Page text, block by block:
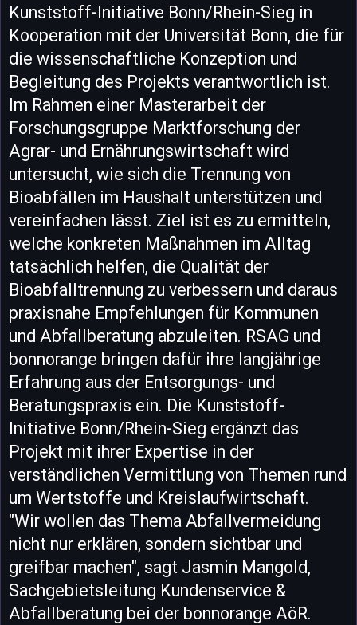
Kunststoff-Initiative Bonn/Rhein-Sieg in
Kooperation mit der Universität Bonn, die für
die wissenschaftliche Konzeption und
Begleitung des Projekts verantwortlich ist.
Im Rahmen einer Masterarbeit der
Forschungsgruppe Marktforschung der
Agrar- und Ernährungswirtschaft wird
untersucht, wie sich die Trennung von
Bioabfällen im Haushalt unterstützen und
vereinfachen lässt. Ziel ist es zu ermitteln,
welche konkreten Maßnahmen im Alltag
tatsächlich helfen, die Qualität der
Bioabfalltrennung zu verbessern und daraus
praxisnahe Empfehlungen für Kommunen
und Abfallberatung abzuleiten. RSAG und
bonnorange bringen dafür ihre langjährige
Erfahrung aus der Entsorgungs- und
Beratungspraxis ein. Die Kunststoff-
Initiative Bonn/Rhein-Sieg ergänzt das
Projekt mit ihrer Expertise in der
verständlichen Vermittlung von Themen rund
um Wertstoffe und Kreislaufwirtschaft.
"Wir wollen das Thema Abfallvermeidung
nicht nur erklären, sondern sichtbar und
greifbar machen", sagt Jasmin Mangold,
Sachgebietsleitung Kundenservice &
Abfallberatung bei der bonnorange AöR.